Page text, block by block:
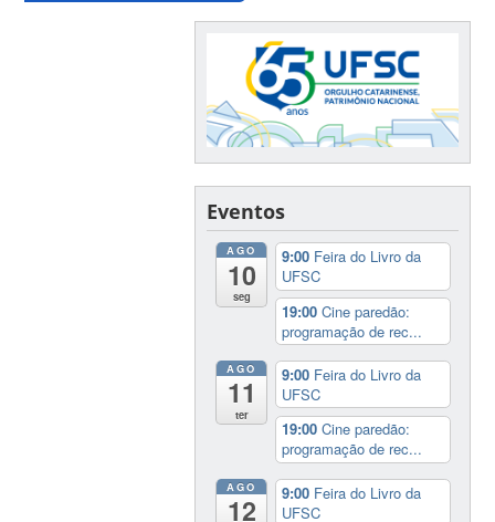
Eventos
AGO
10
seg
9:00 Feira do Livro da
UFSC
19:00Cine paredão:
programação de rec...
AGO
11
ter
9:00 Feira do Livro da
UFSC
19:00Cine paredão:
programação de rec...
AGO
12
9:00 Feira do Livro da
UFSC